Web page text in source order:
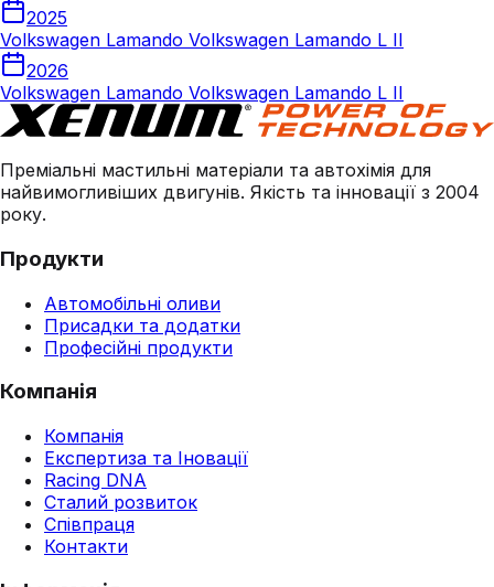
2025
Volkswagen Lamando Volkswagen Lamando L II
2026
Volkswagen Lamando Volkswagen Lamando L II
Преміальні мастильні матеріали та автохімія для
найвимогливіших двигунів. Якість та інновації з 2004
року.
Продукти
Автомобільні оливи
Присадки та додатки
Професійні продукти
Компанія
Компанія
Експертиза та Іновації
Racing DNA
Сталий розвиток
Співпраця
Контакти